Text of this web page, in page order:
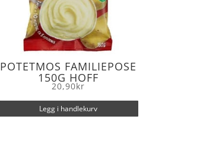
POTETMOS FAMILIEPOSE
150G HOFF
20,90kr
Legg i handlekurv